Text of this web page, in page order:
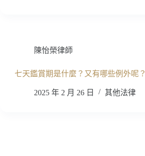
陳怡榮律師
七天鑑賞期是什麼？又有哪些例外呢？
2025 年 2 月 26 日 其他法律